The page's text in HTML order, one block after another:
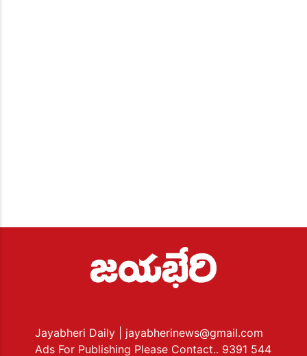
Jayabheri Daily
| jayabherinews@gmail.com
Ads For Publishing Please Contact.. 9391 544